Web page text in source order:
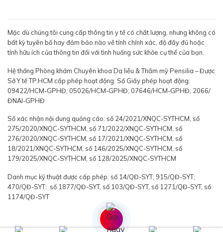
Mặc dù chúng tôi cung cấp thông tin y tế có chất lượng, nhưng không có
bất kỳ tuyên bố hay đảm bảo nào về tính chính xác, độ đầy đủ hoặc
tính hữu ích của thông tin đối với tình huống sức khỏe cụ thể của bạn.
Hệ thống Phòng khám Chuyên khoa Da liễu & Thẩm mỹ Pensilia – Được
Sở Y tế TP.HCM cấp phép hoạt động: Số Giấy phép hoạt động:
09422/HCM-GPHĐ; 05026/HCM-GPHĐ; 07646/HCM-GPHĐ; 2066/
ĐNAI-GPHĐ
Số xác nhận nội dung quảng cáo: số 24/2021/XNQC-SYTHCM, số
275/2020/XNQC-SYTHCM, số 71/2022/XNQC-SYTHCM, số
276/2020/XNQC-SYTHCM, số 17/2021/XNQC-SYTHCM, số
18/2021/XNQC-SYTHCM, số 146/2025/XNQC-SYTHCM, số
179/2025/XNQC-SYTHCM, số 128/2025/XNQC-SYTHCM
Danh mục kỹ thuật được cấp phép: số 14/QĐ-SYT; 915/QĐ-SYT;
470/QĐ-SYT; số 1877/QĐ-SYT, số 103/QĐ-SYT, số 1271/QĐ-SYT, số
1174/QĐ-SYT